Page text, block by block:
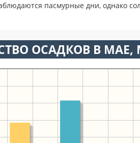
пасмурные дни, однако
ОСАДКОВ В